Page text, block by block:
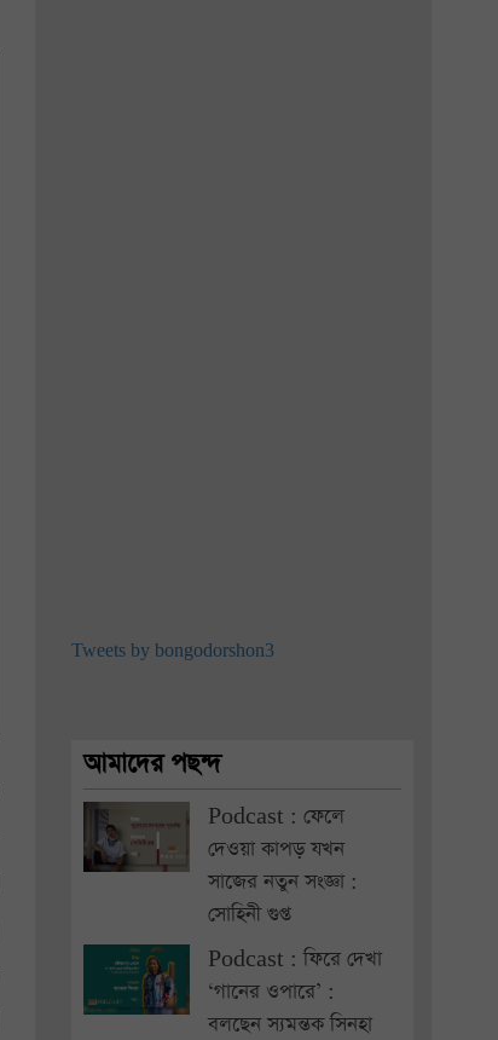
Tweets by bongodorshon3
আমাদের পছন্দ
Podcast : ফেলে
দেওয়া কাপড় যখন
সাজের নতুন সংজ্ঞা :
সোহিনী গুপ্ত
Podcast : ফিরে দেখা
‘গানের ওপারে’ :
বলছেন স্যমন্তক সিনহা